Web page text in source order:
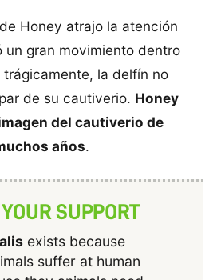
Honey atrajo la atención
un gran movimiento dentro
la delfín no
de su cautiverio. Honey
del cautiverio de
años.
SUPPORT
exists because
suffer at human